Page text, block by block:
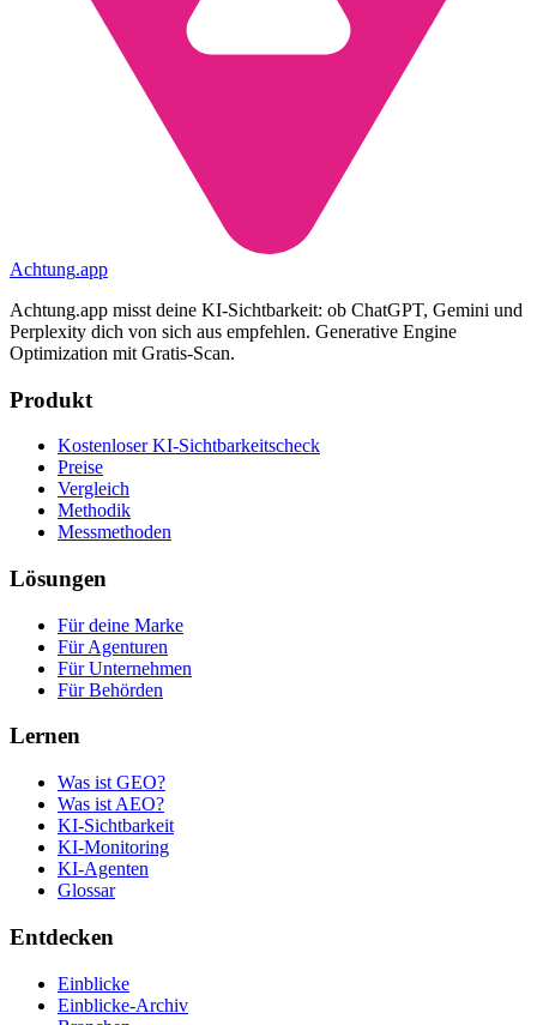
Achtung.app
Achtung.app misst deine KI-Sichtbarkeit: ob ChatGPT, Gemini und
Perplexity dich von sich aus empfehlen. Generative Engine
Optimization mit Gratis-Scan.
Produkt
Kostenloser KI-Sichtbarkeitscheck
Preise
Vergleich
Methodik
Messmethoden
Lösungen
Für deine Marke
Für Agenturen
Für Unternehmen
Für Behörden
Lernen
Was ist GEO?
Was ist AEO?
KI-Sichtbarkeit
KI-Monitoring
KI-Agenten
Glossar
Entdecken
Einblicke
Einblicke-Archiv